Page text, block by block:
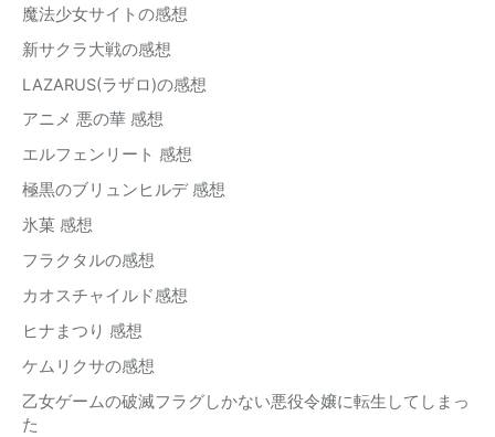
魔法少女サイトの感想
新サクラ大戦の感想
LAZARUS(ラザロ)の感想
アニメ 悪の華 感想
エルフェンリート 感想
極黒のブリュンヒルデ 感想
氷菓 感想
フラクタルの感想
カオスチャイルド感想
ヒナまつり 感想
ケムリクサの感想
乙女ゲームの破滅フラグしかない悪役令嬢に転生してしまっ
た